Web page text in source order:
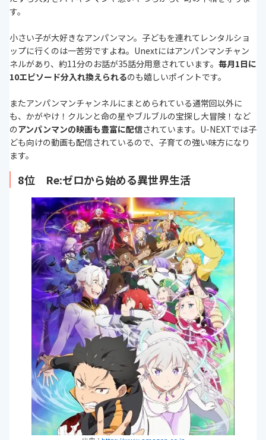
す。
小さい子が大好きなアンパンマン。子どもを連れてレンタルショ
ップに行くのは一苦労ですよね。Unextにはアンパンマンチャン
ネルがあり、約11分のお話が35話分用意されています。 毎月1日に
10エピソード分入れ換えられるのも嬉しいポイントです。
またアンパンマンチャンネルにまとめられている通常回以外に
も、かがやけ！クルンと命の星やブルブルの宝探し大冒険！など
のアンパンマンの映画も豊富に配信されています。U-NEXTでは子
ども向けの動画も配信されているので、子育ての強い味方になり
ます。
8位 Re:ゼロから始める異世界生活